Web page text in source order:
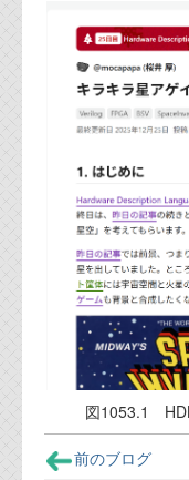
オフィス
ブログ
設計ブログ
テクノロジ
外部投稿記事
ブログテーマ
技術文書
ご希望の方は、
資料閲覧パスワ
図1053.1
前のブログ